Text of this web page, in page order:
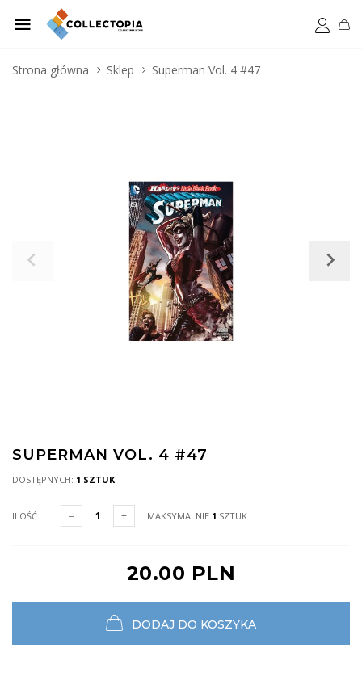
Strona główna Sklep Superman Vol. 4 #47
SUPERMAN VOL. 4 #47
DOSTĘPNYCH: 1 SZTUK
ILOŚĆ: MAKSYMALNIE 1 SZTUK
20.00 PLN
DODAJ DO KOSZYKA